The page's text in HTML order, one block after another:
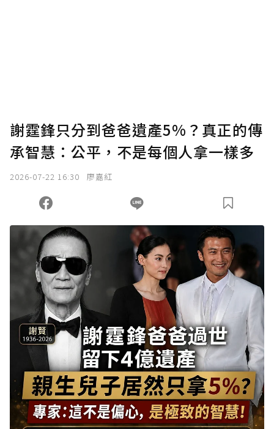
謝霆鋒只分到爸爸遺產5%？真正的傳
承智慧：公平，不是每個人拿一樣多
2026-07-22 16:30 廖嘉紅